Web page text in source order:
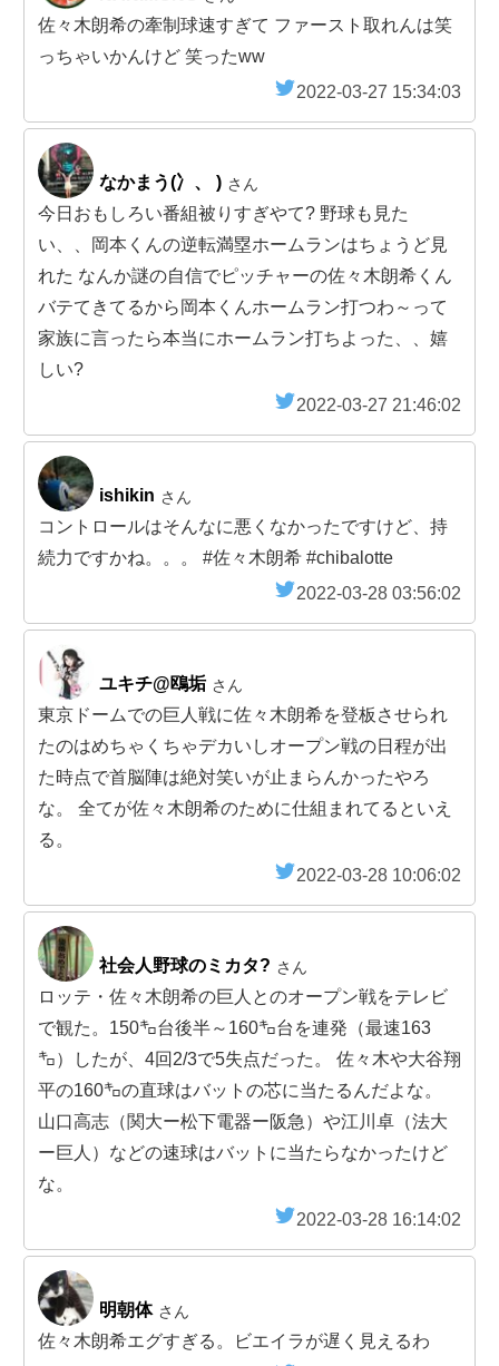
佐々木朗希の牽制球速すぎて ファースト取れんは笑
っちゃいかんけど 笑ったww
2022-03-27 15:34:03
なかまう(冫、 ) さん
今日おもしろい番組被りすぎやて? 野球も見た
い、、岡本くんの逆転満塁ホームランはちょうど見
れた なんか謎の自信でピッチャーの佐々木朗希くん
バテてきてるから岡本くんホームラン打つわ～って
家族に言ったら本当にホームラン打ちよった、、嬉
しい?
2022-03-27 21:46:02
ishikin さん
コントロールはそんなに悪くなかったですけど、持
続力ですかね。。。 #佐々木朗希 #chibalotte
2022-03-28 03:56:02
ユキチ@鴎垢 さん
東京ドームでの巨人戦に佐々木朗希を登板させられ
たのはめちゃくちゃデカいしオープン戦の日程が出
た時点で首脳陣は絶対笑いが止まらんかったやろ
な。 全てが佐々木朗希のために仕組まれてるといえ
る。
2022-03-28 10:06:02
社会人野球のミカタ? さん
ロッテ・佐々木朗希の巨人とのオープン戦をテレビ
で観た。150㌔台後半～160㌔台を連発（最速163
㌔）したが、4回2/3で5失点だった。 佐々木や大谷翔
平の160㌔の直球はバットの芯に当たるんだよな。
山口高志（関大ー松下電器ー阪急）や江川卓（法大
ー巨人）などの速球はバットに当たらなかったけど
な。
2022-03-28 16:14:02
明朝体 さん
佐々木朗希エグすぎる。ビエイラが遅く見えるわ